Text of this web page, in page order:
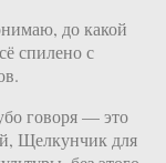
до какой
спилено с
говоря — это
Щелкунчик для